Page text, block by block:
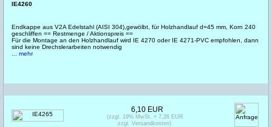
IE4260
Endkappe aus V2A Edelstahl (AISI 304),gewölbt, für Holzhandlauf d=45 mm, Korn 240
geschliffen == Restmenge / Aktionspreis ==
Für die Montage an den Holzhandlauf wird IE 4270 oder IE 4271-PVC empfohlen, dann
sind keine Drechslerarbeiten notwendig
... mehr
6,10 EUR
(zzgl. 19% MwSt. = 7,26 EUR
zzgl. Versandkosten)